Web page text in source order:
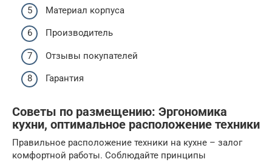
Материал корпуса
Производитель
Отзывы покупателей
Гарантия
Советы по размещению: Эргономика
кухни, оптимальное расположение техники
Правильное расположение техники на кухне – залог
комфортной работы. Соблюдайте принципы